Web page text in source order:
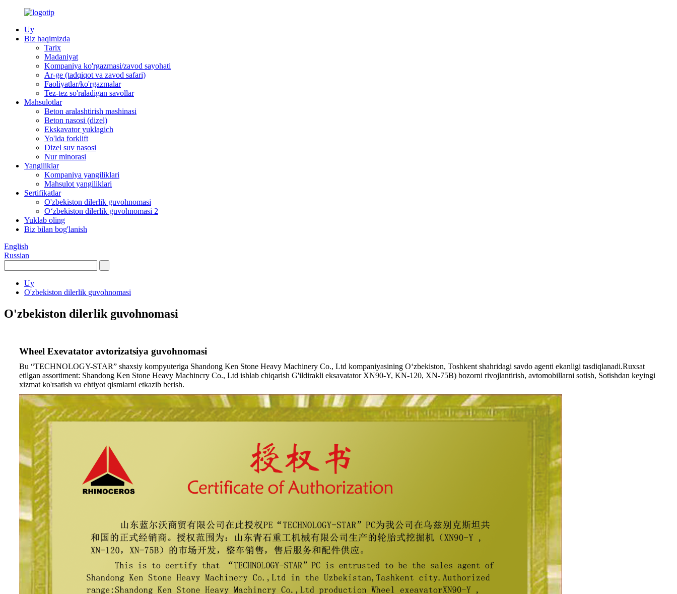
Uy
Biz haqimizda
Tarix
Madaniyat
Kompaniya ko'rgazmasi/zavod sayohati
Ar-ge (tadqiqot va zavod safari)
Faoliyatlar/ko'rgazmalar
Tez-tez so'raladigan savollar
Mahsulotlar
Beton aralashtirish mashinasi
Beton nasosi (dizel)
Ekskavator yuklagich
Yo'lda forklift
Dizel suv nasosi
Nur minorasi
Yangiliklar
Kompaniya yangiliklari
Mahsulot yangiliklari
Sertifikatlar
O'zbekiston dilerlik guvohnomasi
O‘zbekiston dilerlik guvohnomasi 2
Yuklab oling
Biz bilan bog'lanish
English
Russian
Uy
O'zbekiston dilerlik guvohnomasi
O'zbekiston dilerlik guvohnomasi
Wheel Exevatator avtorizatsiya guvohnomasi
Bu “TECHNOLOGY-STAR” shaxsiy kompyuteriga Shandong Ken Stone Heavy Machinery Co., Ltd kompaniyasining O‘zbekiston, Toshkent shahridagi savdo agenti ekanligi tasdiqlanadi.Ruxsat
etilgan assortiment: Shandong Ken Stone Heavy Machincry Co., Ltd ishlab chiqarish G'ildirakli eksavatator XN90-Y, KN-120, XN-75B) bozorni rivojlantirish, avtomobillarni sotish, Sotishdan keyingi
xizmat ko'rsatish va ehtiyot qismlarni etkazib berish.